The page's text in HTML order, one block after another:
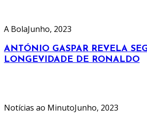
A BolaJunho, 2023
ANTÓNIO GASPAR REVELA
LONGEVIDADE DE RONALDO
Notícias ao MinutoJunho, 2023